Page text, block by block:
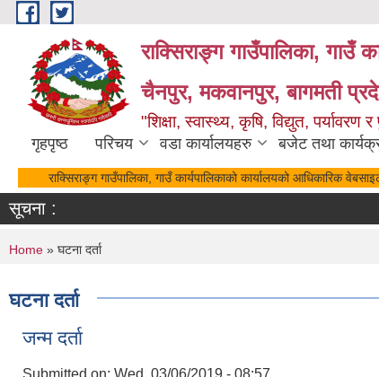
Skip to main content
राक्सिराङ्ग गाउँपालिका, गाउँ
चैनपुर, मकवानपुर, बागमती
"शिक्षा, स्वास्थ्य, कृषि, विद्युत, पर्यावरण
गृहपृष्ठ परिचय वडा कार्यालयहरु बजेट तथा
राक्सिराङ्ग गाउँपालिका, गाउँ कार्यपालिकाको कार्यालयको आधिकारिक
सूचना :
You are here
Home » घटना दर्ता
घटना दर्ता
जन्म दर्ता
Submitted on: Wed, 03/06/2019 - 08:57